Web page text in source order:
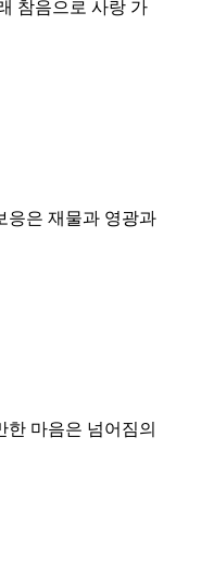
참음으로 사랑 가
응은 재물과 영광과
한 마음은 넘어짐의